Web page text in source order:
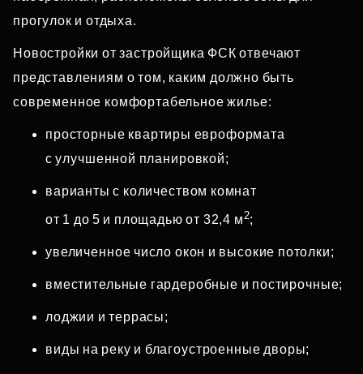
прогулок и отдыха.
Новостройки от застройщика ФСК отвечают
представлениям о том, каким должно быть
современное комфортабельное жилье:
просторные квартиры евроформата
с улучшенной планировкой;
варианты с количеством комнат
от 1 до 5 и площадью от 32,4 м2;
увеличенное число окон и высокие потолки;
вместительные гардеробные и постирочные;
лоджии и террасы;
виды на реку и благоустроенные дворы;